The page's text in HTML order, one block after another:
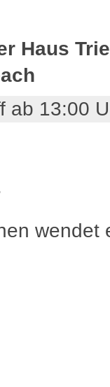
Haus
wendet